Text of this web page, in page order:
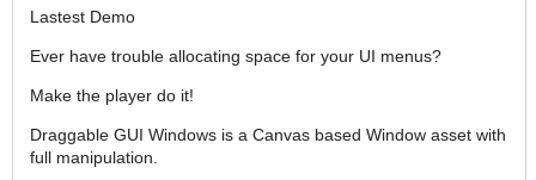
Lastest Demo
Ever have trouble allocating space for your UI menus?
Make the player do it!
Draggable GUI Windows is a Canvas based Window asset with
full manipulation.